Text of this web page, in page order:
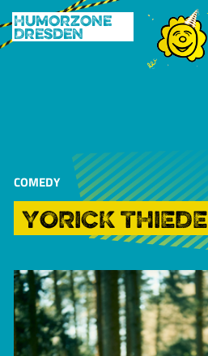
Humorzone
Dresden
COMEDY
YORICK THIEDE